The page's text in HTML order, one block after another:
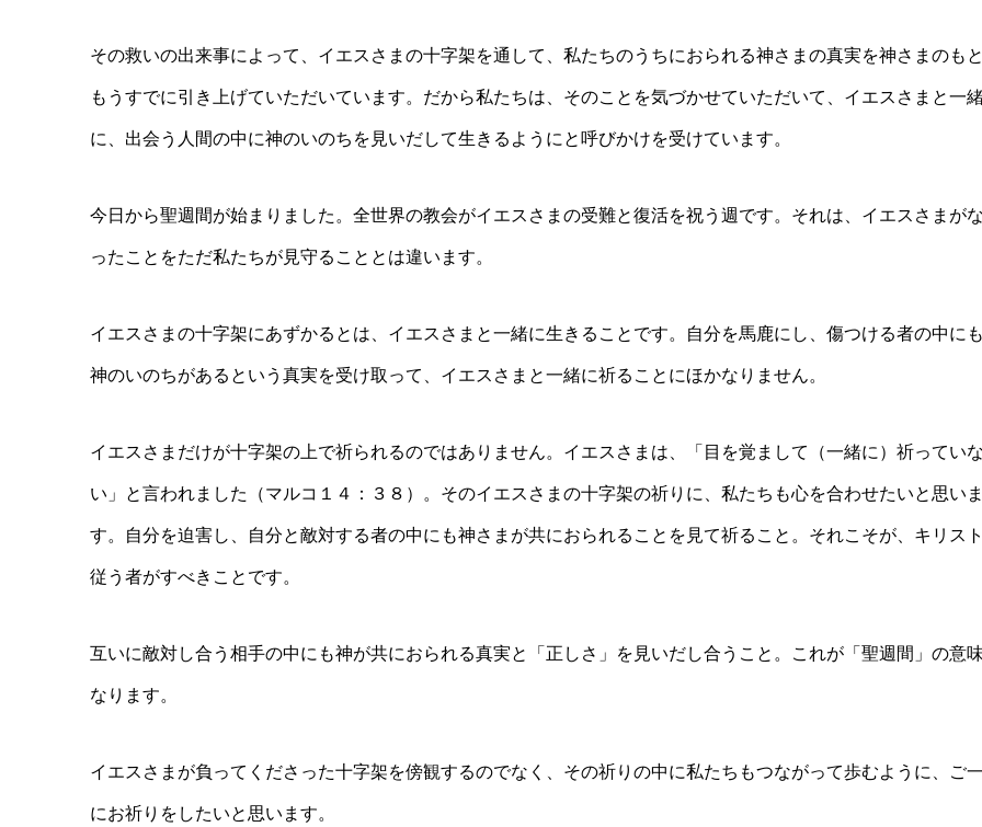
その救いの出来事によって、イエスさまの十字架を通して、私たちのうちにおられる神さまの真実を神さまのも
もうすでに引き上げていただいています。だから私たちは、そのことを気づかせていただいて、イエスさまと一
に、出会う人間の中に神のいのちを見いだして生きるようにと呼びかけを受けています。
今日から聖週間が始まりました。全世界の教会がイエスさまの受難と復活を祝う週です。それは、イエスさまが
ったことをただ私たちが見守ることとは違います。
イエスさまの十字架にあずかるとは、イエスさまと一緒に生きることです。自分を馬鹿にし、傷つける者の中にも
神のいのちがあるという真実を受け取って、イエスさまと一緒に祈ることにほかなりません。
イエスさまだけが十字架の上で祈られるのではありません。イエスさまは、「目を覚まして（一緒に）祈ってい
い」と言われました（マルコ１４：３８）。そのイエスさまの十字架の祈りに、私たちも心を合わせたいと思いま
す。自分を迫害し、自分と敵対する者の中にも神さまが共におられることを見て祈ること。それこそが、キリス
従う者がすべきことです。
互いに敵対し合う相手の中にも神が共におられる真実と「正しさ」を見いだし合うこと。これが「聖週間」の意
なります。
イエスさまが負ってくださった十字架を傍観するのでなく、その祈りの中に私たちもつながって歩むように、ご
にお祈りをしたいと思います。